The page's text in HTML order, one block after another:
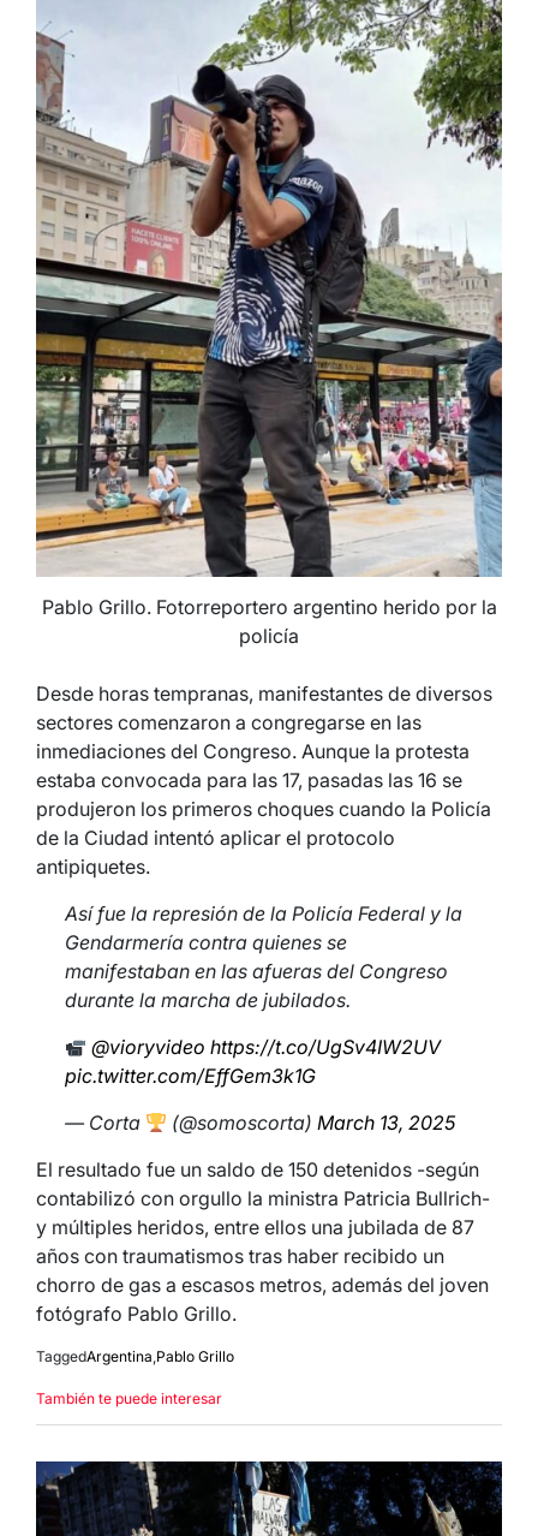
Pablo Grillo. Fotorreportero argentino herido por la
policía
Desde horas tempranas, manifestantes de diversos
sectores comenzaron a congregarse en las
inmediaciones del Congreso. Aunque la protesta
estaba convocada para las 17, pasadas las 16 se
produjeron los primeros choques cuando la Policía
de la Ciudad intentó aplicar el protocolo
antipiquetes.
Así fue la represión de la Policía Federal y la
Gendarmería contra quienes se
manifestaban en las afueras del Congreso
durante la marcha de jubilados.
@vioryvideo https://t.co/UgSv4IW2UV
pic.twitter.com/EffGem3k1G
— Corta
(@somoscorta)March 13, 2025
El resultado fue un saldo de 150 detenidos -según
contabilizó con orgullo la ministra Patricia Bullrich-
y múltiples heridos, entre ellos una jubilada de 87
años con traumatismos tras haber recibido un
chorro de gas a escasos metros, además del joven
fotógrafo Pablo Grillo.
TaggedArgentina,Pablo Grillo
También te puede interesar